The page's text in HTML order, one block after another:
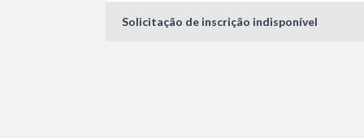
Solicitação de inscrição indisponível